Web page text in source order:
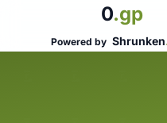
0.gp
Powered by Shrunken